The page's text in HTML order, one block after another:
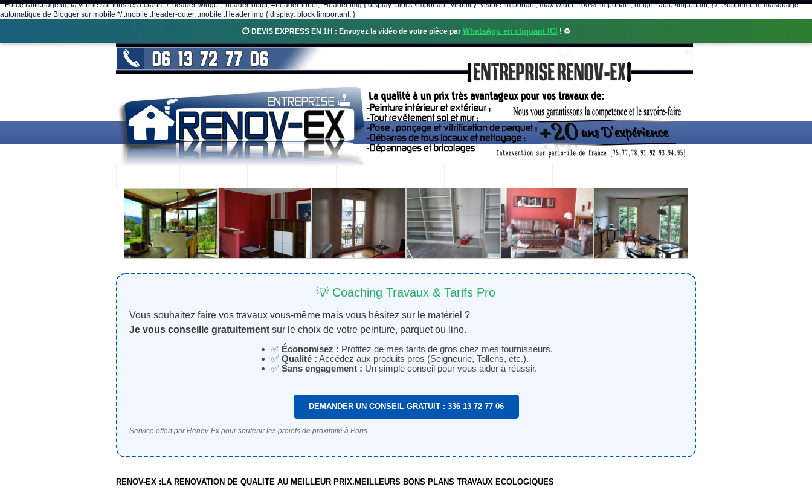
* Force l'affichage de la vitrine sur tous les écrans */ .header-widget, .header-outer, #header-inner, .Header img { display: block !important; visibility: visible !important; max-width: 100% !important; height: auto !important; } /* Supprime le masquage
automatique de Blogger sur mobile */ .mobile .header-outer, .mobile .Header img { display: block !important; }
⏱️ DEVIS EXPRESS EN 1H : Envoyez la vidéo de votre pièce par WhatsApp en cliquant ICI ! ♻️
💡 Coaching Travaux & Tarifs Pro
Vous souhaitez faire vos travaux vous-même mais vous hésitez sur le matériel ?
Je vous conseille gratuitement sur le choix de votre peinture, parquet ou lino.
✅ Économisez : Profitez de mes tarifs de gros chez mes fournisseurs.
✅ Qualité : Accédez aux produits pros (Seigneurie, Tollens, etc.).
✅ Sans engagement : Un simple conseil pour vous aider à réussir.
DEMANDER UN CONSEIL GRATUIT : 336 13 72 77 06
Service offert par Renov-Ex pour soutenir les projets de proximité à Paris.
RENOV-EX :LA RENOVATION DE QUALITE AU MEILLEUR PRIX.MEILLEURS BONS PLANS TRAVAUX ECOLOGIQUES